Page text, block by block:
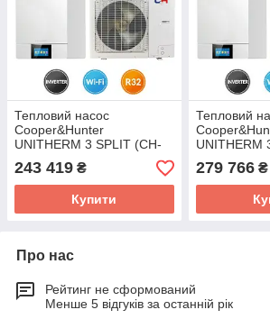
Тепловий насос
Cooper&Hunter
UNITHERM 3 SPLIT (CH-
243 419 ₴
Купити
Тепловий
UNITHERM
279 766₴
Про нас
Рейтинг не сформований
Менше 5 відгуків за останній рік